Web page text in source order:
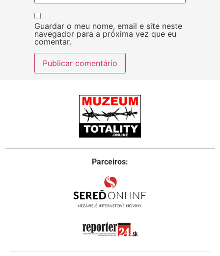
Guardar o meu nome, email e site neste
navegador para a próxima vez que eu
comentar.
Parceiros: